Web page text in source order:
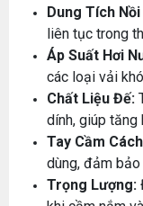
Dung Tích Nồi
liên tục trong
Áp Suất Hơi
các loại vải
Chất Liệu Đế:
dính, giúp tăng
Tay Cầm
dùng, đảm bảo
Trọng Lượng: